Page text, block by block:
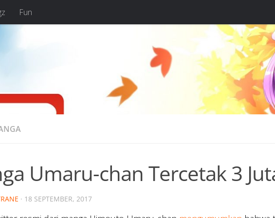
Fun
Umaru-chan Tercetak 3
· 18 SEPTEMBER, 2017